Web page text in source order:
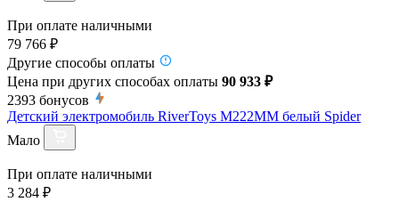
При оплате наличными
79 766 ₽
Другие способы оплаты
Цена при других способах оплаты 90 933 ₽
2393 бонусов
Детский электромобиль RiverToys M222MM белый Spider
Мало
При оплате наличными
3 284 ₽